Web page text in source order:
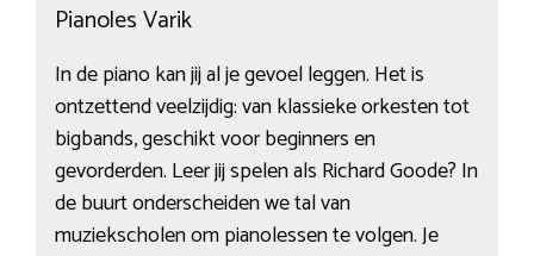
Pianoles Varik
In de piano kan jij al je gevoel leggen. Het is
ontzettend veelzijdig: van klassieke orkesten tot
bigbands, geschikt voor beginners en
gevorderden. Leer jij spelen als Richard Goode? In
de buurt onderscheiden we tal van
muziekscholen om pianolessen te volgen. Je